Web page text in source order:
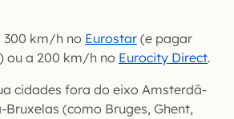
300 km/h no Eurostar (e pagar
ou a 200 km/h no Eurocity Direct.
cidades fora do eixo Amsterdã-
(como Bruges, Ghent,